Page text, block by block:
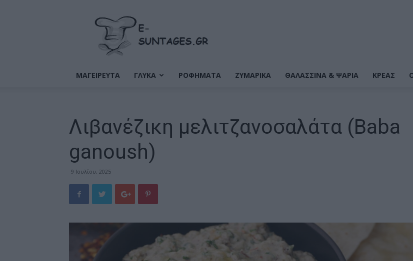
Ε-
Συνταγές
ΜΑΓΕΙΡΕΥΤΑ ΓΛΥΚΑ ΡΟΦΗΜΑΤΑ ΖΥΜΑΡΙΚΆ ΘΑΛΑΣΣΙΝΆ & ΨΆΡΙΑ ΚΡΕΑΣ
Λιβανέζικη μελιτζανοσαλάτα (Baba
ganoush)
9 Ιουλίου, 2025